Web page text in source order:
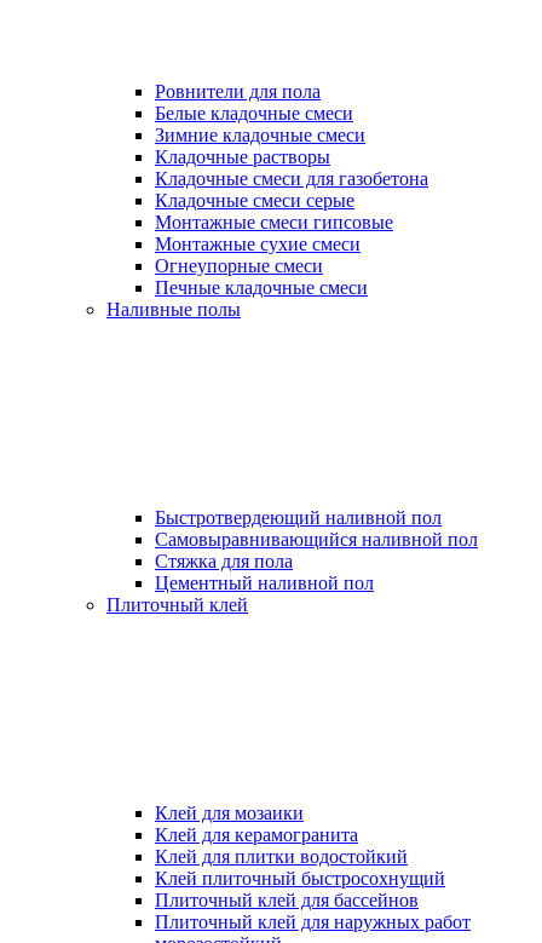
Ровнители для пола
Белые кладочные смеси
Зимние кладочные смеси
Кладочные растворы
Кладочные смеси для газобетона
Кладочные смеси серые
Монтажные смеси гипсовые
Монтажные сухие смеси
Огнеупорные смеси
Печные кладочные смеси
Наливные полы
Быстротвердеющий наливной пол
Самовыравнивающийся наливной пол
Стяжка для пола
Цементный наливной пол
Плиточный клей
Клей для мозаики
Клей для керамогранита
Клей для плитки водостойкий
Клей плиточный быстросохнущий
Плиточный клей для бассейнов
Плиточный клей для наружных работ